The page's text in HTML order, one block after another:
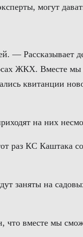
могут
— Рассказывает
ЖКХ. Вместе мы
квитанции
на них
раз КС Каштака
заняты на
вместе мы